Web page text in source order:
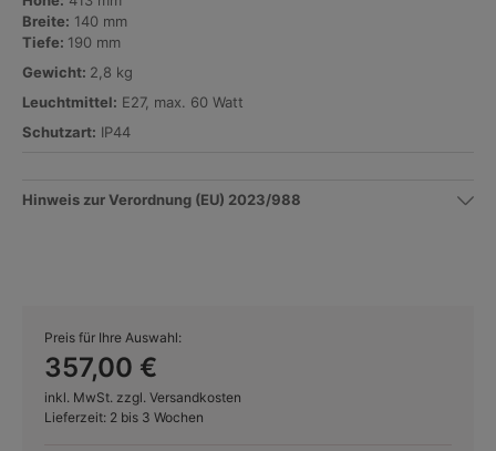
Breite: 140 mm
Tiefe: 190 mm
Gewicht: 2,8 kg
Leuchtmittel: E27, max. 60 Watt
Schutzart: IP44
Hinweis zur Verordnung (EU) 2023/988
Preis für Ihre Auswahl:
357,00 €
inkl. MwSt. zzgl. Versandkosten
Lieferzeit: 2 bis 3 Wochen